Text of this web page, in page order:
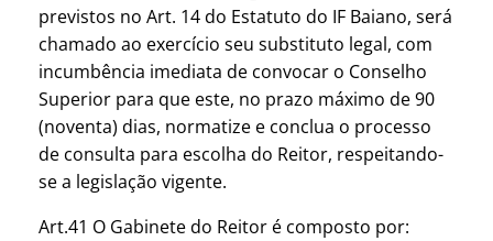
previstos no Art. 14 do Estatuto do IF Baiano, será
chamado ao exercício seu substituto legal, com
incumbência imediata de convocar o Conselho
Superior para que este, no prazo máximo de 90
(noventa) dias, normatize e conclua o processo
de consulta para escolha do Reitor, respeitando-
se a legislação vigente.
Art.41 O Gabinete do Reitor é composto por: